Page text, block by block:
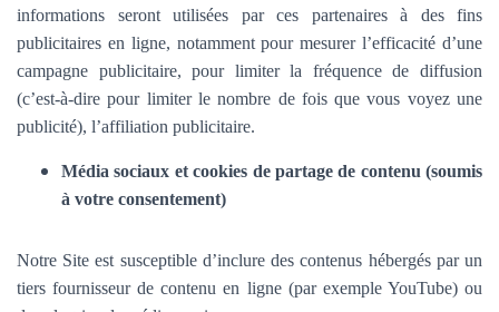
informations seront utilisées par ces partenaires à des fins
publicitaires en ligne, notamment pour mesurer l’efficacité d’une
campagne publicitaire, pour limiter la fréquence de diffusion
(c’est-à-dire pour limiter le nombre de fois que vous voyez une
publicité), l’affiliation publicitaire.
Média sociaux et cookies de partage de contenu (soumis
à votre consentement)
Notre Site est susceptible d’inclure des contenus hébergés par un
tiers fournisseur de contenu en ligne (par exemple YouTube) ou